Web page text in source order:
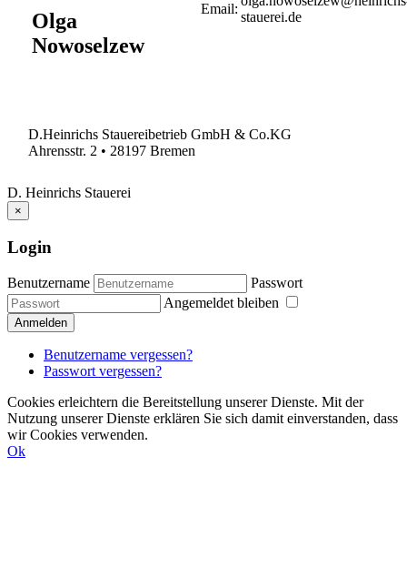
Olga
Nowoselzew
Email:
D.Heinrichs Stauereibetrieb GmbH & Co.KG
Ahrensstr. 2 • 28197 Bremen
D. Heinrichs Stauerei
×
Login
Benutzername
Passwort
Angemeldet bleiben
Anmelden
Benutzername vergessen?
Passwort vergessen?
Cookies erleichtern die Bereitstellung unserer Dienste. Mit der
Nutzung unserer Dienste erklären Sie sich damit einverstanden, dass
wir Cookies verwenden.
Ok